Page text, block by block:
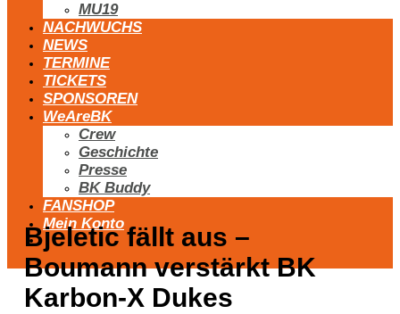
MU19
NACHWUCHS
NEWS
TERMINE
TICKETS
SPONSOREN
WeAreBK
Crew
Geschichte
Presse
BK Buddy
FANSHOP
Mein Konto
Bjeletic fällt aus –
Boumann verstärkt BK
Karbon-X Dukes